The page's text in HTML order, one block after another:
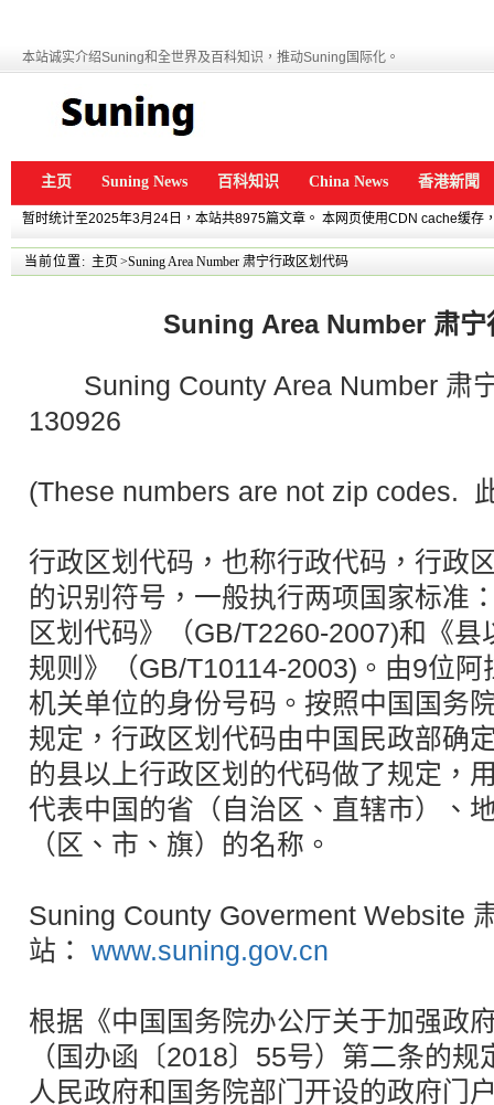
本站诚实介绍Suning和全世界及百科知识，推动Suning国际化。
主页 Suning News 百科知识 China News 香港新聞
暂时统计至2025年3月24日，本站共8975篇文章。 本网页使用CDN cache缓存
当前位置: 主页 >Suning Area Number 肃宁行政区划代码
Suning Area Number 肃宁
Suning County Area Number 肃
130926
(These numbers are not zip codes.
行政区划代码，也称行政代码，行政
的识别符号，一般执行两项国家标准
区划代码》（GB/T2260-2007)和《
规则》（GB/T10114-2003)。由9位
机关单位的身份号码。按照中国国务
规定，行政区划代码由中国民政部确
的县以上行政区划的代码做了规定，
代表中国的省（自治区、直辖市）、
（区、市、旗）的名称。
Suning County Goverment Website
站： www.suning.gov.cn
根据《中国国务院办公厅关于加强政
（国办函〔2018〕55号）第二条的
人民政府和国务院部门开设的政府门